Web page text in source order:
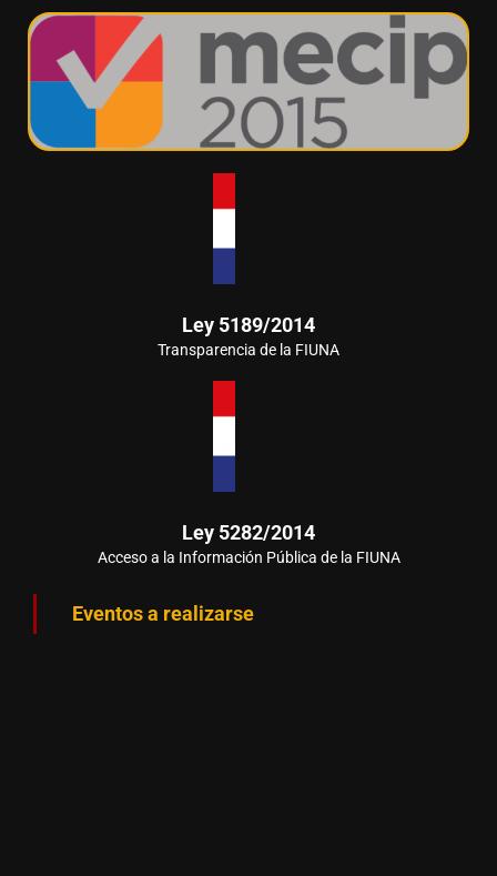
Ley 5189/2014
Transparencia de la FIUNA
Ley 5282/2014
Acceso a la Información Pública de la FIUNA
Eventos a realizarse